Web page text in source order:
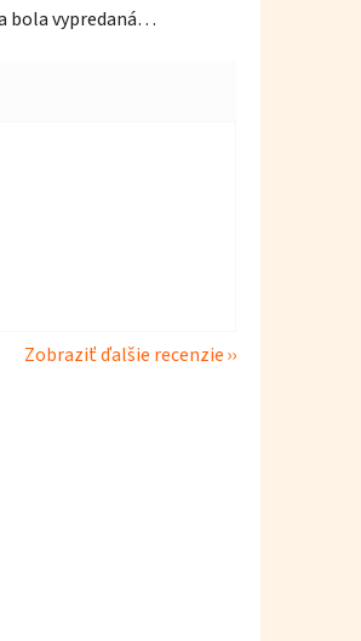
bola vypredaná…
Zobraziť ďalšie recenzie